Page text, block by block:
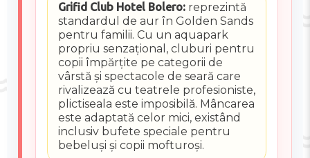
Grifid Club Hotel Bolero:reprezintă
standardul de aur în Golden Sands
pentru familii. Cu un aquapark
propriu senzațional, cluburi pentru
copii împărțite pe categorii de
vârstă și spectacole de seară care
rivalizează cu teatrele profesioniste,
plictiseala este imposibilă. Mâncarea
este adaptată celor mici, existând
inclusiv bufete speciale pentru
bebeluși și copii mofturoși.